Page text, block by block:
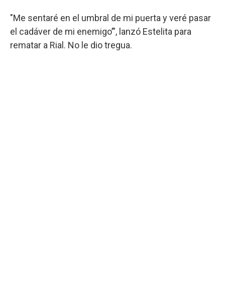
"Me sentaré en el umbral de mi puerta y veré pasar
el cadáver de mi enemigo’”, lanzó Estelita para
rematar a Rial. No le dio tregua.